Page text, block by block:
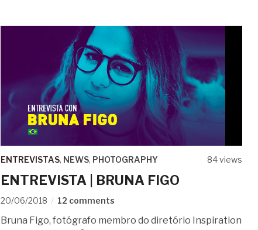
ENTREVISTAS, NEWS, PHOTOGRAPHY 84 views
ENTREVISTA | BRUNA FIGO
20/06/2018 12 comments
Bruna Figo, fotógrafo membro do diretório Inspiration